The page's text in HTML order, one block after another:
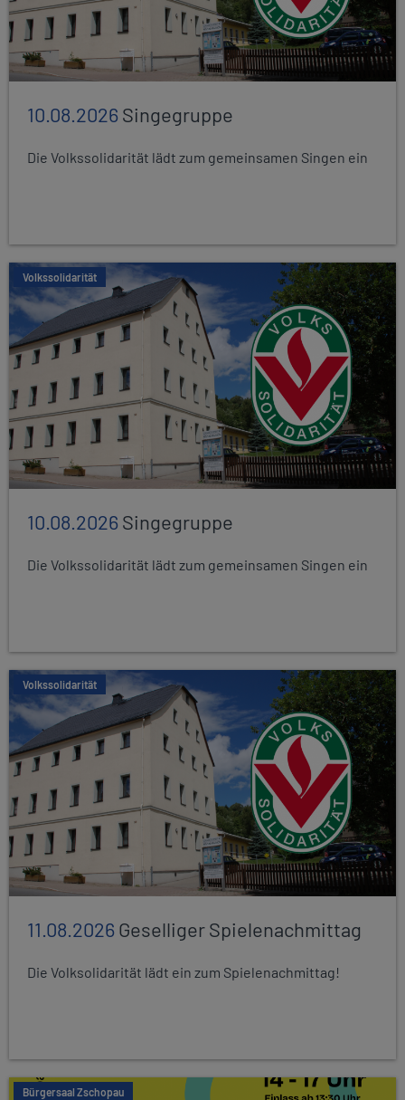
10.08.2026Singegruppe
Die Volkssolidarität lädt zum gemeinsamen Singen ein
Volkssolidarität
10.08.2026Singegruppe
Die Volkssolidarität lädt zum gemeinsamen Singen ein
Volkssolidarität
11.08.2026Geselliger Spielenachmittag
Die Volksolidarität lädt ein zum Spielenachmittag!
Bürgersaal Zschopau